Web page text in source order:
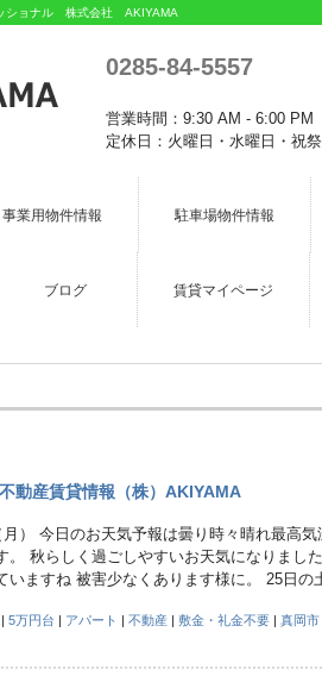
ショナル 株式会社 AKIYAMA
0285-84-5557
営業時間：9:30 AM - 6:00 PM
定休日：火曜日・水曜日・祝祭
事業用物件情報 駐車場物件情報
ブログ 賃貸マイページ
動産賃貸情報（株）AKIYAMA
月） 今日のお天気予報は曇り時々晴れ最高
。 秋らしく過ごしやすいお天気になりまし
いますね 被害少なくあります様に。 25日
|5万円台 | アパート |不動産 |敷金・礼金不要 |真岡市